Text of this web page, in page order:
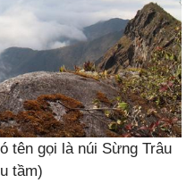
tên gọi là núi Sừng Trâu
tầm)